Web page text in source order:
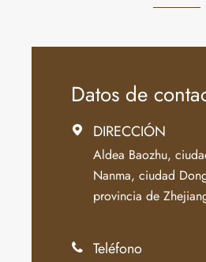
Datos de
 DIRECCIÓN
Aldea Baozhu,
Nanma, ciudad
provincia de
 Teléfono